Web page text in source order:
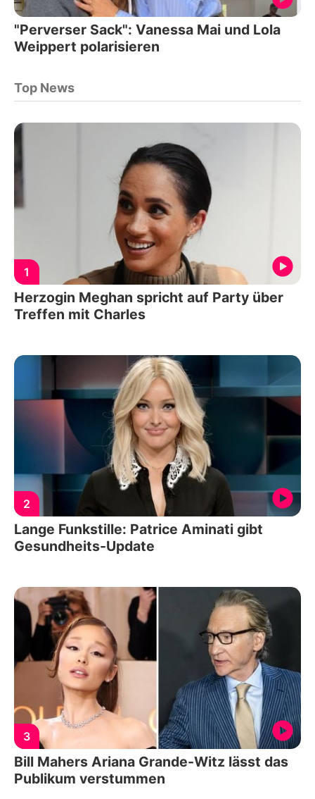
"Perverser Sack": Vanessa Mai und Lola
Weippert polarisieren
Top News
1
Herzogin Meghan spricht auf Party über
Treffen mit Charles
2
Lange Funkstille: Patrice Aminati gibt
Gesundheits-Update
3
Bill Mahers Ariana Grande-Witz lässt das
Publikum verstummen